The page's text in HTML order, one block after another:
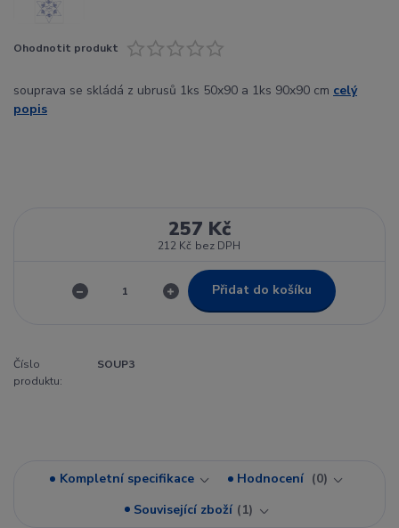
Ohodnotit produkt
souprava se skládá z ubrusů 1ks 50x90 a 1ks 90x90 cm celý
popis
257 Kč
212 Kč bez DPH
Přidat do košíku
Číslo
produktu:
SOUP3
Kompletní specifikace Hodnocení
0
Související zboží
1